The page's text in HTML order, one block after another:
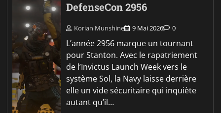
DefenseCon 2956
Korian Munshine 9 Mai 2026 0
L’année 2956 marque un tournant
pour Stanton. Avec le rapatriement
de l’Invictus Launch Week vers le
système Sol, la Navy laisse derrière
elle un vide sécuritaire qui inquiète
autant qu’il…